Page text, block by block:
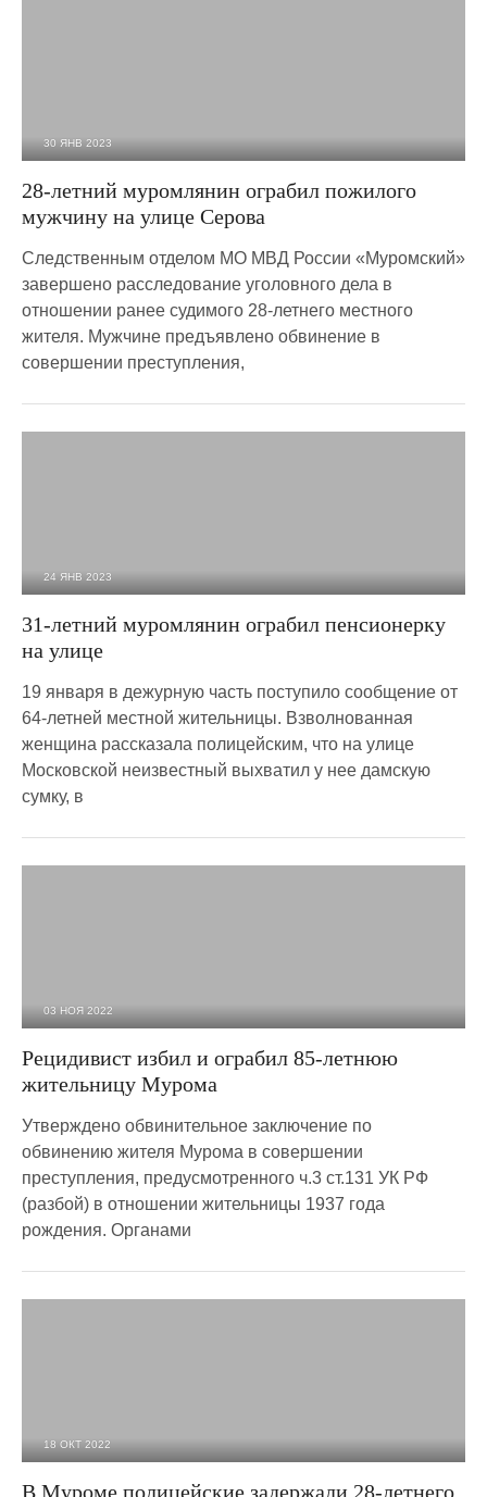
30 ЯНВ 2023
28-летний муромлянин ограбил пожилого
мужчину на улице Серова
Следственным отделом МО МВД России «Муромский»
завершено расследование уголовного дела в
отношении ранее судимого 28-летнего местного
жителя. Мужчине предъявлено обвинение в
совершении преступления,
24 ЯНВ 2023
31-летний муромлянин ограбил пенсионерку
на улице
19 января в дежурную часть поступило сообщение от
64-летней местной жительницы. Взволнованная
женщина рассказала полицейским, что на улице
Московской неизвестный выхватил у нее дамскую
сумку, в
03 НОЯ 2022
Рецидивист избил и ограбил 85-летнюю
жительницу Мурома
Утверждено обвинительное заключение по
обвинению жителя Мурома в совершении
преступления, предусмотренного ч.3 ст.131 УК РФ
(разбой) в отношении жительницы 1937 года
рождения. Органами
18 ОКТ 2022
В Муроме полицейские задержали 28-летнего